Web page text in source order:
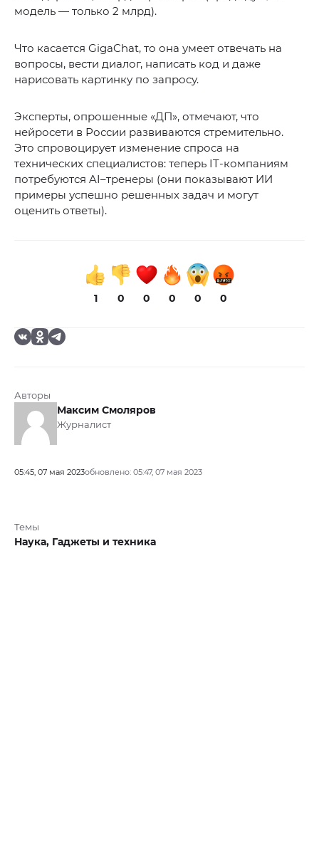
модель — только 2 млрд).
Что касается GigaChat, то она умеет отвечать на
вопросы, вести диалог, написать код и даже
нарисовать картинку по запросу.
Эксперты, опрошенные «ДП», отмечают, что
нейросети в России развиваются стремительно.
Это спровоцирует изменение спроса на
технических специалистов: теперь IT-компаниям
потребуются AI–тренеры (они показывают ИИ
примеры успешно решенных задач и могут
оценить ответы).
1 0 0 0 0 0
Авторы
Максим Смоляров
Журналист
05:45, 07 мая 2023обновлено: 05:47, 07 мая 2023
Темы
Наука, Гаджеты и техника